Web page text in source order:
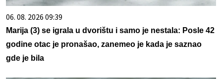
06. 08. 2026 09:39
Marija (3) se igrala u dvorištu i samo je nestala: Posle 42
godine otac je pronašao, zanemeo je kada je saznao
gde je bila